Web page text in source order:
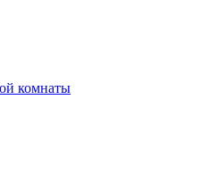
комнаты